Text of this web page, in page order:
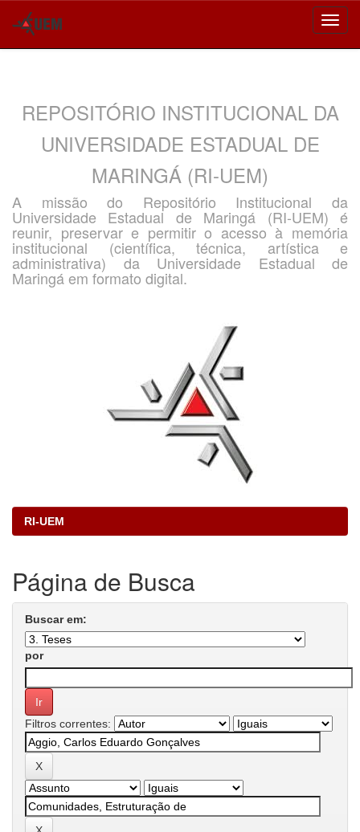
REPOSITÓRIO INSTITUCIONAL DA
UNIVERSIDADE ESTADUAL DE
MARINGÁ (RI-UEM)
A missão do Repositório Institucional da
Universidade Estadual de Maringá (RI-UEM) é
reunir, preservar e permitir o acesso à memória
institucional (científica, técnica, artística e
administrativa) da Universidade Estadual de
Maringá em formato digital.
RI-UEM
Página de Busca
Buscar em:
por
Filtros correntes: